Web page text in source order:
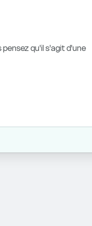
qu'il s'agit d'une